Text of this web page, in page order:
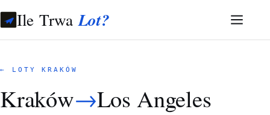
Ile TrwaLot?
← LOTY KRAKÓW
Kraków→Los Angeles